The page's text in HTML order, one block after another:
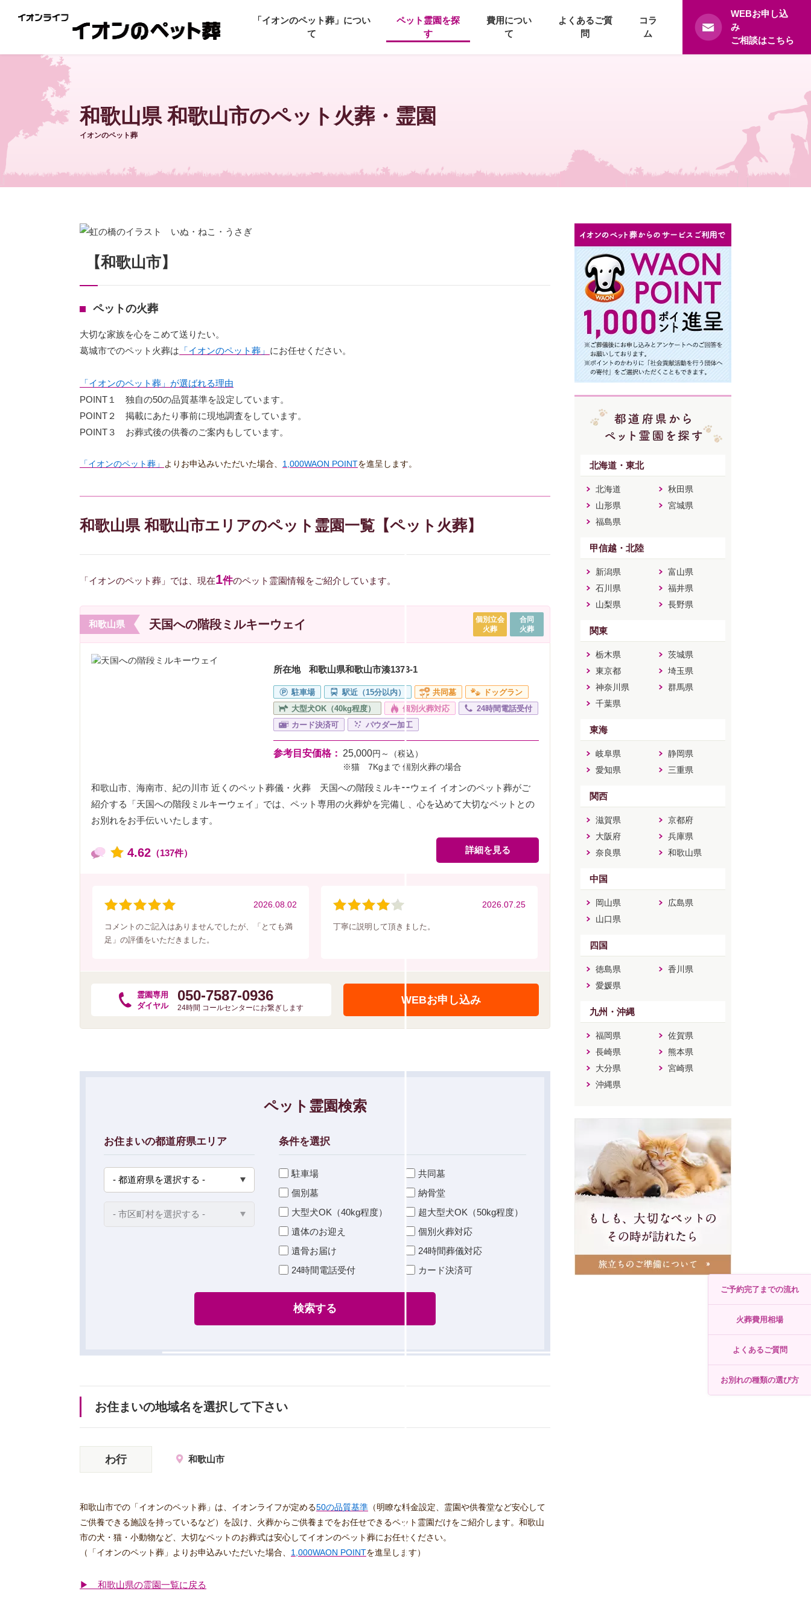
「イオンのペット葬」につい
て
ペット霊園を探
す
費用につい
て
よくあるご質
問
コラ
ム
WEBお申し込
み
ご相談はこちら
ご予約完了までの流れ
火葬費用相場
よくあるご質問
お別れの種類の選び方
和歌山県 和歌山市のペット火葬・霊園
イオンのペット葬
【和歌山市】
ペットの火葬
大切な家族を心をこめて送りたい。
葛城市でのペット火葬は 「イオンのペット葬」 にお任せください。
「イオンのペット葬」が選ばれる理由
POINT１ 独自の50の品質基準を設定しています。
POINT２ 掲載にあたり事前に現地調査をしています。
POINT３ お葬式後の供養のご案内もしています。
「イオンのペット葬」 よりお申込みいただいた場合、 1,000WAON POINTを進呈します。
和歌山県 和歌山市エリアのペット霊園一覧【ペット火葬】
「イオンのペット葬」では、現在1件のペット霊園情報をご紹介しています。
和歌山県 天国への階段ミルキーウェイ
個別立会
火葬
合同
火葬
所在地 和歌山県和歌山市湊1373-1
駐車場 駅近（15分以内） 共同墓
ドッグラン
大型犬OK（40kg程度）
個別火葬対応
24時間電話受付
カード決済可
パウダー加工
参考目安価格： 25,000円～（税込）
※猫 7Kgまで 個別火葬の場合
和歌山市、海南市、紀の川市 近くのペット葬儀・火葬 天国への階段ミルキーウェイ イオンのペット葬がご
紹介する「天国への階段ミルキーウェイ」では、ペット専用の火葬炉を完備し、心を込めて大切なペットとの
お別れをお手伝いいたします。
4.62 （137件） 詳細を見る
2026.08.02
コメントのご記入はありませんでしたが、「とても満
足」の評価をいただきました。
2026.07.25
丁寧に説明して頂きました。
霊園専用
ダイヤル
050-7587-0936
24時間 コールセンターにお繋ぎします
WEBお申し込み
ペット霊園検索
お住まいの都道府県エリア 条件を選択
駐車場
共同墓
個別墓
納骨堂
大型犬OK（40kg程度）
超大型犬OK（50kg程度）
遺体のお迎え
個別火葬対応
遺骨お届け
24時間葬儀対応
24時間電話受付
カード決済可
検索する
お住まいの地域名を選択して下さい
わ行 和歌山市
和歌山市での「イオンのペット葬」は、イオンライフが定める50の品質基準 （明瞭な料金設定、霊園や供養堂など安心して
ご供養できる施設を持っているなど）を設け、火葬からご供養までをお任せできるペット霊園だけをご紹介します。和歌山
市の犬・猫・小動物など、大切なペットのお葬式は安心してイオンのペット葬にお任せください。
（「イオンのペット葬」よりお申込みいただいた場合、 1,000WAON POINTを進呈します）
▶ 和歌山県の霊園一覧に戻る
北海道・東北
北海道
秋田県
山形県
宮城県
福島県
甲信越・北陸
新潟県
富山県
石川県
福井県
山梨県
長野県
関東
栃木県
茨城県
東京都
埼玉県
神奈川県
群馬県
千葉県
東海
岐阜県
静岡県
愛知県
三重県
関西
滋賀県
京都府
大阪府
兵庫県
奈良県
和歌山県
中国
岡山県
広島県
山口県
四国
徳島県
香川県
愛媛県
九州・沖縄
福岡県
佐賀県
長崎県
熊本県
大分県
宮崎県
沖縄県